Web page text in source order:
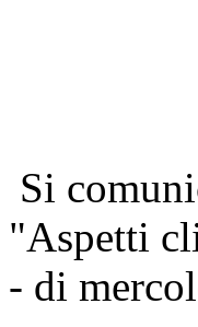
Si
"Aspetti
- di